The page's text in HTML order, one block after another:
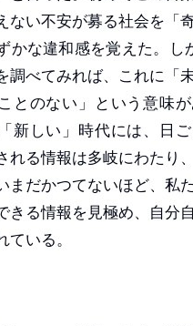
ない不安が募る社会を「
かな違和感を覚えた。し
調べてみれば、これに「
とのない」という意味
新しい」時代には、日
れる情報は多岐にわたり
まだかつてないほど、私
きる情報を見極め、自分
ている。